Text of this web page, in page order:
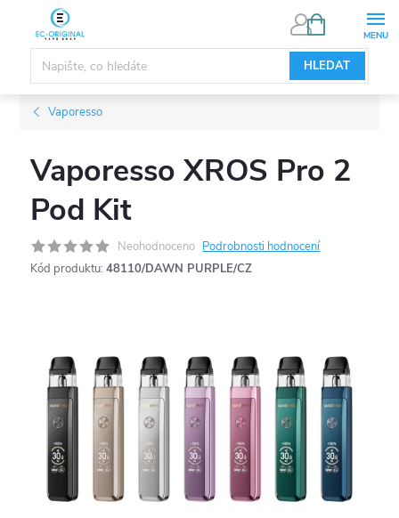
obsah
HLEDAT
NÁKUPNÍ
Vaporesso
Vaporesso XROS Pro 2
Pod Kit
Neohodnoceno Podrobnosti hodnocení
Kód produktu: 48110/DAWN PURPLE/CZ